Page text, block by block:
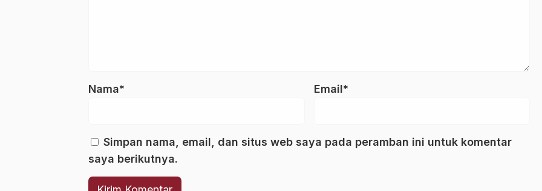
Nama* Email*
Simpan nama, email, dan situs web saya pada peramban ini untuk komentar
saya berikutnya.